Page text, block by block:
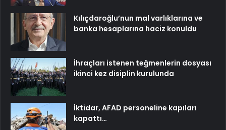
Kılıçdaroğlu’nun mal varlıklarına ve
banka hesaplarına haciz konuldu
İhraçları istenen teğmenlerin dosyası
ikinci kez disiplin kurulunda
İktidar, AFAD personeline kapıları
kapattı…